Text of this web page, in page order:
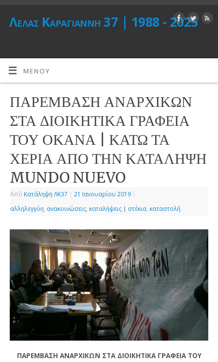
Λέλας Καραγιάννη 37 | 1988 - 2025
ΜΕΝΟΎ
ΠΑΡΕΜΒΑΣΗ ΑΝΑΡΧΙΚΩΝ
ΣΤΑ ΔΙΟΙΚΗΤΙΚΑ ΓΡΑΦΕΙΑ
ΤΟΥ ΟΚΑΝΑ | ΚΑΤΩ ΤΑ
ΧΕΡΙΑ ΑΠΟ ΤΗΝ ΚΑΤΑΛΗΨΗ
MUNDO NUEVO
Από Κατάληψη ΛΚ37 | 21 Ιανουαρίου 2019 |
αλληλεγγύη, ανακοινώσεις, καταλήψεις | στέκια, καταστολή
ΠΑΡΕΜΒΑΣΗ ΑΝΑΡΧΙΚΩΝ ΣΤΑ ΔΙΟΙΚΗΤΙΚΑ ΓΡΑΦΕΙΑ ΤΟΥ